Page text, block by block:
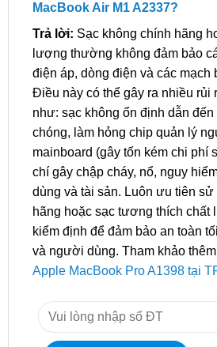
MacBook Air M1 A2337?
Trả lời: Sạc không chính hãng
lượng thường không đảm bảo
điện áp, dòng điện và các mạch
Điều này có thể gây ra nhiều rủi
như: sạc không ổn định dẫn
chóng, làm hỏng chip quản lý
mainboard (gây tốn kém chi phí
chí gây chập cháy, nổ, nguy
dùng và tài sản. Luôn ưu tiên sử
hãng hoặc sạc tương thích
kiểm định để đảm bảo an toàn
và người dùng. Tham khảo
Apple MacBook Pro A1398 tại